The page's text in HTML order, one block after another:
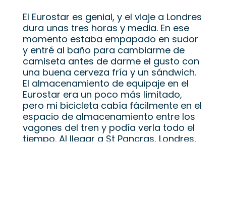
El Eurostar es genial, y el viaje a Londres
dura unas tres horas y media. En ese
momento estaba empapado en sudor
y entré al baño para cambiarme de
camiseta antes de darme el gusto con
una buena cerveza fría y un sándwich.
El almacenamiento de equipaje en el
Eurostar era un poco más limitado,
pero mi bicicleta cabía fácilmente en el
espacio de almacenamiento entre los
vagones del tren y podía verla todo el
tiempo. Al llegar a St Pancras, Londres,